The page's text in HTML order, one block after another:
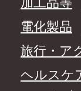
電化製品
旅行・ア
ヘルスケ